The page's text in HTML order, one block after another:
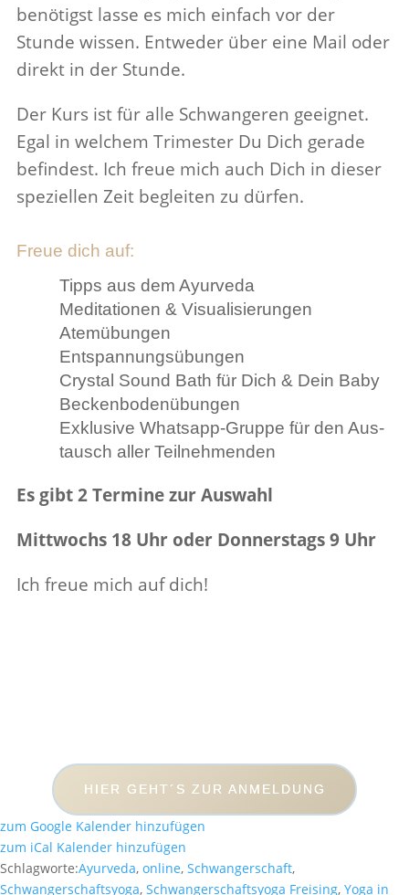
benötigst lasse es mich ein­fach vor der
Stunde wissen. Entweder über eine Mail oder
direkt in der Stunde.
Der Kurs ist für alle Schwan­geren geeignet.
Egal in welchem Trimester Du Dich gerade
befindest. Ich freue mich auch Dich in dieser
speziellen Zeit begleiten zu dürfen.
Freue dich auf:
Tipps aus dem Ayurveda
Med­i­ta­tionen & Visualisierungen
Atemübungen
Entspan­nungsübungen
Crystal Sound Bath für Dich & Dein Baby
Beck­en­bo­denübungen
Exk­lu­sive What­sapp-Gruppe für den Aus­
tausch aller Teilnehmenden
Es gibt 2 Ter­mine zur Auswahl
Mittwochs 18 Uhr oder Don­ner­stags 9 Uhr
Ich freue mich auf dich!
HIER GEHT´S ZUR ANMELDUNG
zum Google Kalender hinzufügen
zum iCal Kalender hinzufügen
Schlagworte:Ayurveda, online, Schwangerschaft,
Schwangerschaftsyoga, Schwangerschaftsyoga Freising, Yoga in